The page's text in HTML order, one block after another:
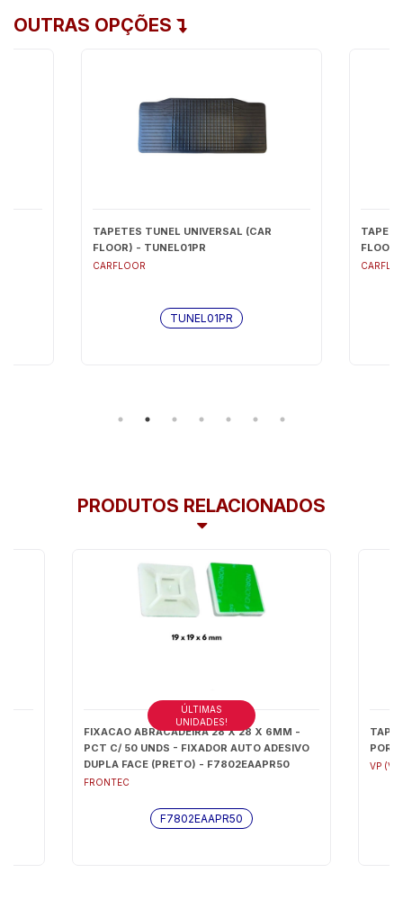
OUTRAS OPÇÕES
TAPETES TUNEL UNIVERSAL (CAR
FLOOR) - TUNEL01PR
CARFLOOR
TUNEL01PR
PRODUTOS RELACIONADOS
FIXACAO ABRACADEIRA 28 X 28 X 6MM -
PCT C/ 50 UNDS - FIXADOR AUTO ADESIVO
DUPLA FACE (PRETO) - F7802EAAPR50
FRONTEC
ÚLTIMAS
UNIDADES!
F7802EAAPR50
TAPA
VP